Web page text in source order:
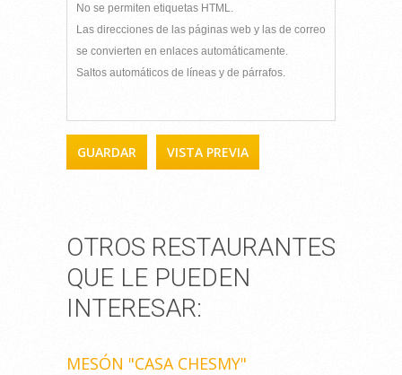
No se permiten etiquetas HTML.
Las direcciones de las páginas web y las de correo
se convierten en enlaces automáticamente.
Saltos automáticos de líneas y de párrafos.
OTROS RESTAURANTES
QUE LE PUEDEN
INTERESAR:
MESÓN "CASA CHESMY"